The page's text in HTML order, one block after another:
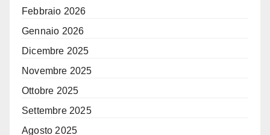
Febbraio 2026
Gennaio 2026
Dicembre 2025
Novembre 2025
Ottobre 2025
Settembre 2025
Agosto 2025